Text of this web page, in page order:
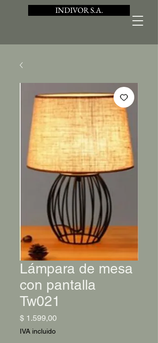
INDIVOR S.A.
Lámpara de mesa
con pantalla
Tw021
$ 1.599,00Precio
IVA incluido